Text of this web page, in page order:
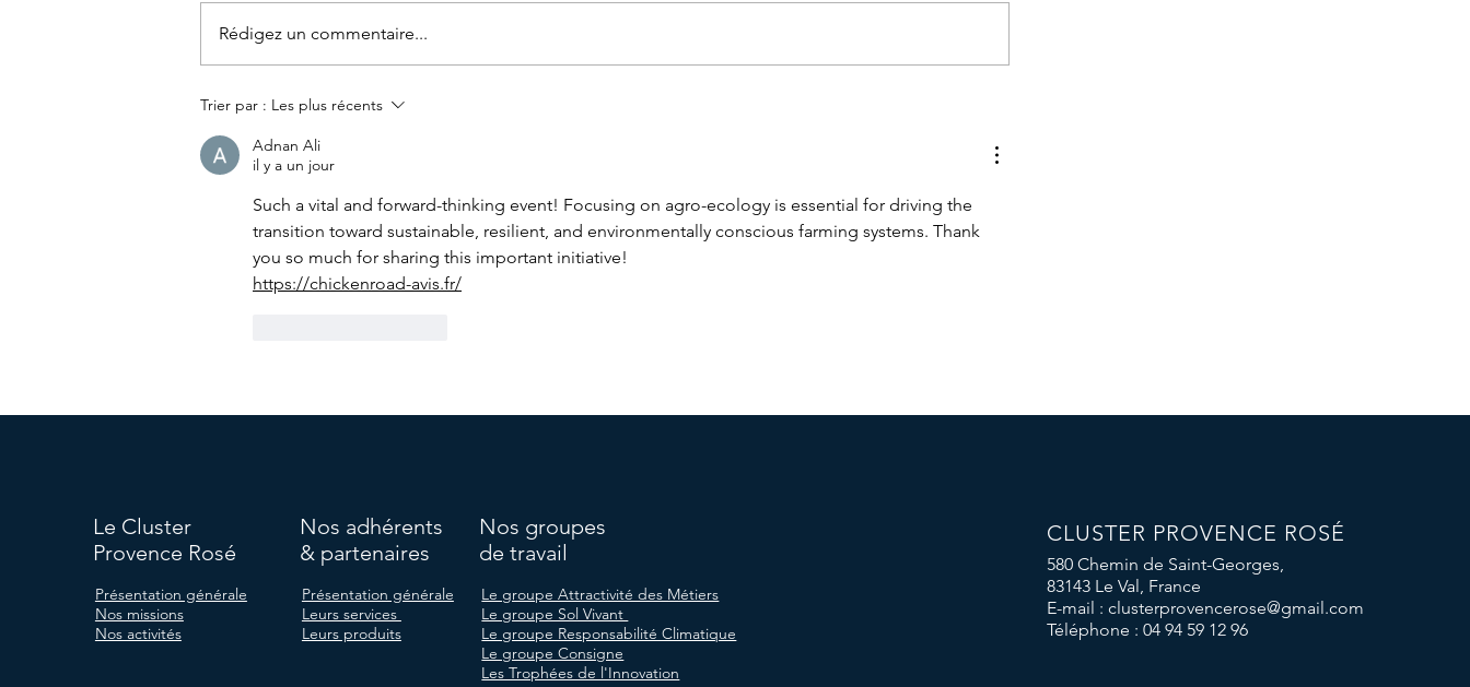
Rédigez un commentaire...
Trier par : Les plus récents
Adnan Ali
il y a un jour
Such a vital and forward-thinking event! Focusing on agro-ecology is essential for driving the
transition toward sustainable, resilient, and environmentally conscious farming systems. Thank
you so much for sharing this important initiative!
https://chickenroad-avis.fr/
Le Cluster
Provence Rosé
Nos adhérents
& partenaires
Présentation générale
Nos missions
Nos activités
Présentation générale
Leurs services
Leurs produits
Nos groupes
de travail
Le groupe Attractivité des Métiers
Le groupe Sol Vivant
Le groupe Responsabilité Climatique
Le groupe Consigne
Les Trophées de l'Innovation
CLUSTER PROVENCE ROSÉ
580 Chemin de Saint-Georges,
83143 Le Val, France
E-mail :clusterprovencerose@gmail.com
Téléphone : 04 94 59 12 96